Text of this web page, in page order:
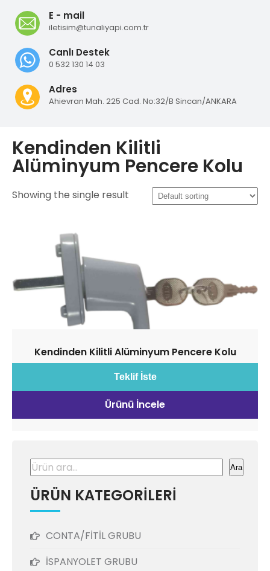
E - mail
iletisim@tunaliyapi.com.tr
Canlı Destek
0 532 130 14 03
Adres
Ahievran Mah. 225 Cad. No:32/B Sincan/ANKARA
Kendinden Kilitli
Alüminyum Pencere Kolu
Showing the single result
Kendinden Kilitli Alüminyum Pencere Kolu
Teklif İste
Ürünü İncele
Ara Ara
ÜRÜN KATEGORİLERİ
CONTA/FİTİL GRUBU
İSPANYOLET GRUBU